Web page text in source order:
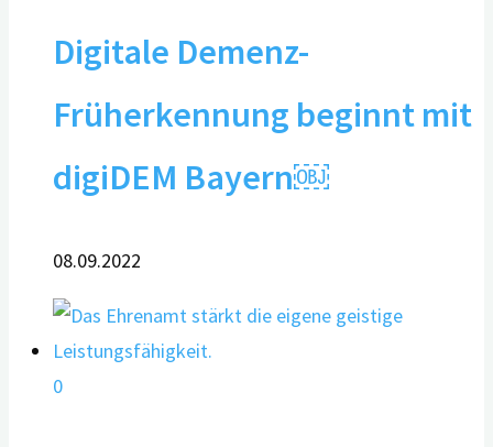
Digitale Demenz-
Früherkennung beginnt mit
digiDEM Bayern￼
08.09.2022
0